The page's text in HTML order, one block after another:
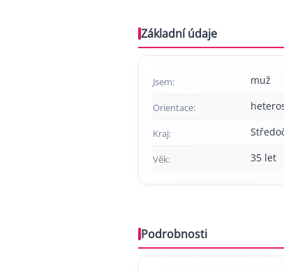
Základní údaje
Jsem: muž
Orientace:
Kraj:
Věk: 35 let
Podrobnosti